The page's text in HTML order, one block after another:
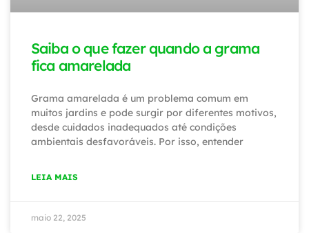
Saiba o que fazer quando a grama
fica amarelada
Grama amarelada é um problema comum em
muitos jardins e pode surgir por diferentes motivos,
desde cuidados inadequados até condições
ambientais desfavoráveis. Por isso, entender
LEIA MAIS
maio 22, 2025